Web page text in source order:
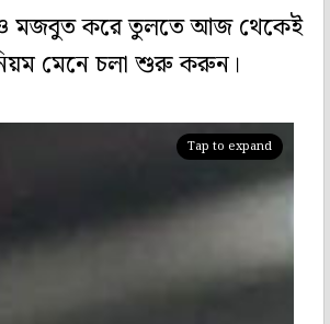
মজবুত করে তুলতে আজ থেকেই
মেনে চলা শুরু করুন।
Tap to expand